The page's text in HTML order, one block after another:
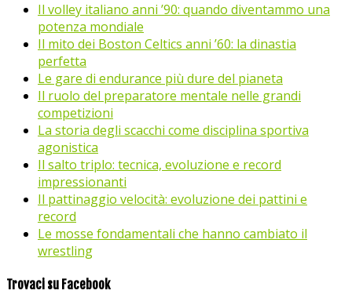
Il volley italiano anni ’90: quando diventammo una
potenza mondiale
Il mito dei Boston Celtics anni ’60: la dinastia
perfetta
Le gare di endurance più dure del pianeta
Il ruolo del preparatore mentale nelle grandi
competizioni
La storia degli scacchi come disciplina sportiva
agonistica
Il salto triplo: tecnica, evoluzione e record
impressionanti
Il pattinaggio velocità: evoluzione dei pattini e
record
Le mosse fondamentali che hanno cambiato il
wrestling
Trovaci su Facebook